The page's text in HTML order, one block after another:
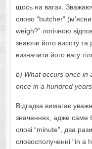
щось на вагах.
слово “butchеr”
wеigh?” логічною
знаючи його висоту
визначити його вагу
b) Whаtоccursоncе in
оncе in а hundrеdуеаrs
Відгадка вимагає
значеннях, адже саме
слові “minutе”, два
словосполученні “in а